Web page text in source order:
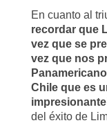
En cuanto al
recordar que
vez que se
vez que nos
Chile que es
del éxito de